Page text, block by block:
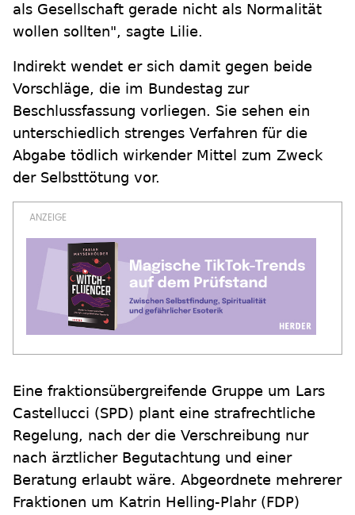
als Gesellschaft gerade nicht als Normalität
wollen sollten", sagte Lilie.
Indirekt wendet er sich damit gegen beide
Vorschläge, die im Bundestag zur
Beschlussfassung vorliegen. Sie sehen ein
unterschiedlich strenges Verfahren für die
Abgabe tödlich wirkender Mittel zum Zweck
der Selbsttötung vor.
Eine fraktionsübergreifende Gruppe um Lars
Castellucci (SPD) plant eine strafrechtliche
Regelung, nach der die Verschreibung nur
nach ärztlicher Begutachtung und einer
Beratung erlaubt wäre. Abgeordnete mehrerer
Fraktionen um Katrin Helling-Plahr (FDP)